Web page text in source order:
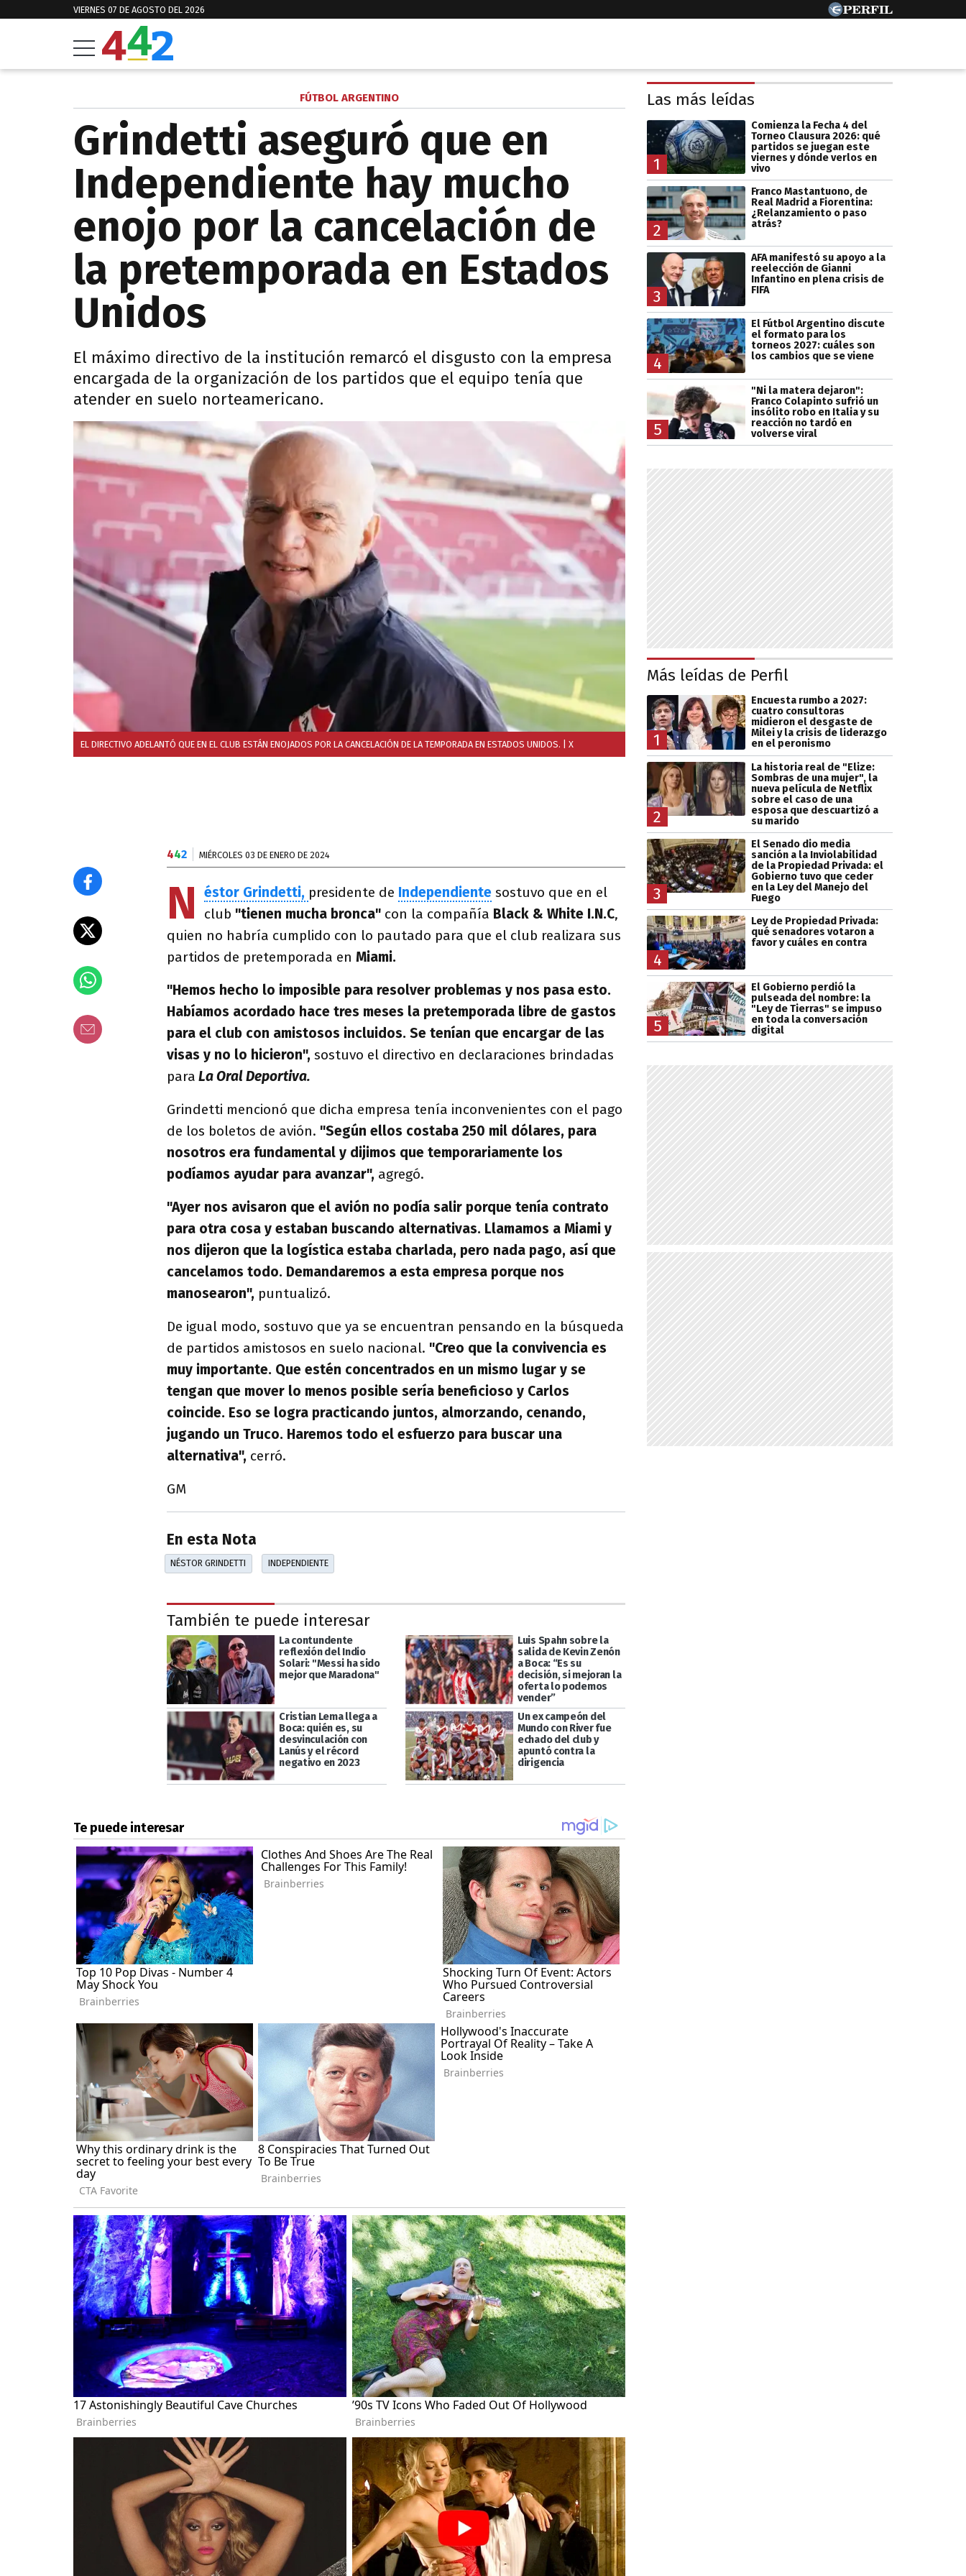
VIERNES 07 DE AGOSTO DEL 2026
FÚTBOL ARGENTINO
Grindetti aseguró que en
Independiente hay mucho
enojo por la cancelación de
la pretemporada en Estados
Unidos
El máximo directivo de la institución remarcó el disgusto con la empresa
encargada de la organización de los partidos que el equipo tenía que
atender en suelo norteamericano.
EL DIRECTIVO ADELANTÓ QUE EN EL CLUB ESTÁN ENOJADOS POR LA CANCELACIÓN DE LA TEMPORADA EN ESTADOS UNIDOS. | X
442 MIÉRCOLES 03 DE ENERO DE 2024
N éstor Grindetti, presidente de Independiente sostuvo que en el
club "tienen mucha bronca" con la compañía Black & White I.N.C,
quien no habría cumplido con lo pautado para que el club realizara sus
partidos de pretemporada en Miami.
"Hemos hecho lo imposible para resolver problemas y nos pasa esto.
Habíamos acordado hace tres meses la pretemporada libre de gastos
para el club con amistosos incluidos. Se tenían que encargar de las
visas y no lo hicieron", sostuvo el directivo en declaraciones brindadas
para La Oral Deportiva.
Grindetti mencionó que dicha empresa tenía inconvenientes con el pago
de los boletos de avión. "Según ellos costaba 250 mil dólares, para
nosotros era fundamental y dijimos que temporariamente los
podíamos ayudar para avanzar", agregó.
"Ayer nos avisaron que el avión no podía salir porque tenía contrato
para otra cosa y estaban buscando alternativas. Llamamos a Miami y
nos dijeron que la logística estaba charlada, pero nada pago, así que
cancelamos todo. Demandaremos a esta empresa porque nos
manosearon", puntualizó.
De igual modo, sostuvo que ya se encuentran pensando en la búsqueda
de partidos amistosos en suelo nacional. "Creo que la convivencia es
muy importante. Que estén concentrados en un mismo lugar y se
tengan que mover lo menos posible sería beneficioso y Carlos
coincide. Eso se logra practicando juntos, almorzando, cenando,
jugando un Truco. Haremos todo el esfuerzo para buscar una
alternativa", cerró.
GM
En esta Nota
NÉSTOR GRINDETTI INDEPENDIENTE
También te puede interesar
La contundente
reflexión del Indio
Solari: "Messi ha sido
mejor que Maradona"
Luis Spahn sobre la
salida de Kevin Zenón
a Boca: “Es su
decisión, si mejoran la
oferta lo podemos
vender”
Cristian Lema llega a
Boca: quién es, su
desvinculación con
Lanús y el récord
negativo en 2023
Un ex campeón del
Mundo con River fue
echado del club y
apuntó contra la
dirigencia
Las más leídas
1
Comienza la Fecha 4 del
Torneo Clausura 2026: qué
partidos se juegan este
viernes y dónde verlos en
vivo
2
Franco Mastantuono, de
Real Madrid a Fiorentina:
¿Relanzamiento o paso
atrás?
3
AFA manifestó su apoyo a la
reelección de Gianni
Infantino en plena crisis de
FIFA
4
El Fútbol Argentino discute
el formato para los
torneos 2027: cuáles son
los cambios que se viene
5
"Ni la matera dejaron":
Franco Colapinto sufrió un
insólito robo en Italia y su
reacción no tardó en
volverse viral
Más leídas de Perfil
1
Encuesta rumbo a 2027:
cuatro consultoras
midieron el desgaste de
Milei y la crisis de liderazgo
en el peronismo
2
La historia real de "Elize:
Sombras de una mujer", la
nueva película de Netflix
sobre el caso de una
esposa que descuartizó a
su marido
3
El Senado dio media
sanción a la Inviolabilidad
de la Propiedad Privada: el
Gobierno tuvo que ceder
en la Ley del Manejo del
Fuego
4
Ley de Propiedad Privada:
qué senadores votaron a
favor y cuáles en contra
5
El Gobierno perdió la
pulseada del nombre: la
"Ley de Tierras" se impuso
en toda la conversación
digital